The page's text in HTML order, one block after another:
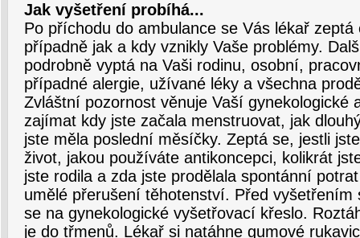
Jak vyšetření probíhá...
Po příchodu do ambulance se Vás lékař
případně jak a kdy vznikly Vaše problémy.
podrobně vyptá na Vaši rodinu, osobní,
případné alergie, užívané léky a všechna
Zvláštní pozornost věnuje Vaší gynekologické
zajímat kdy jste začala menstruovat, jak
jste měla poslední měsíčky. Zeptá se, jestli
život, jakou používáte antikoncepci, kolikrát
jste rodila a zda jste prodělala spontánní
umělé přerušení těhotenství. Před vyšetřením
se na gynekologické vyšetřovací křeslo.
je do třmenů. Lékař si natáhne gumové